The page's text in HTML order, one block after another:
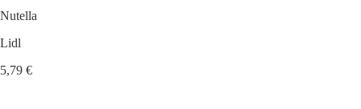
Nutella
Lidl
5,79 €